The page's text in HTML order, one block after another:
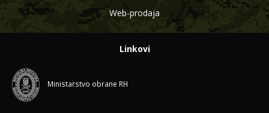
Web-prodaja
Linkovi
Ministarstvo obrane RH